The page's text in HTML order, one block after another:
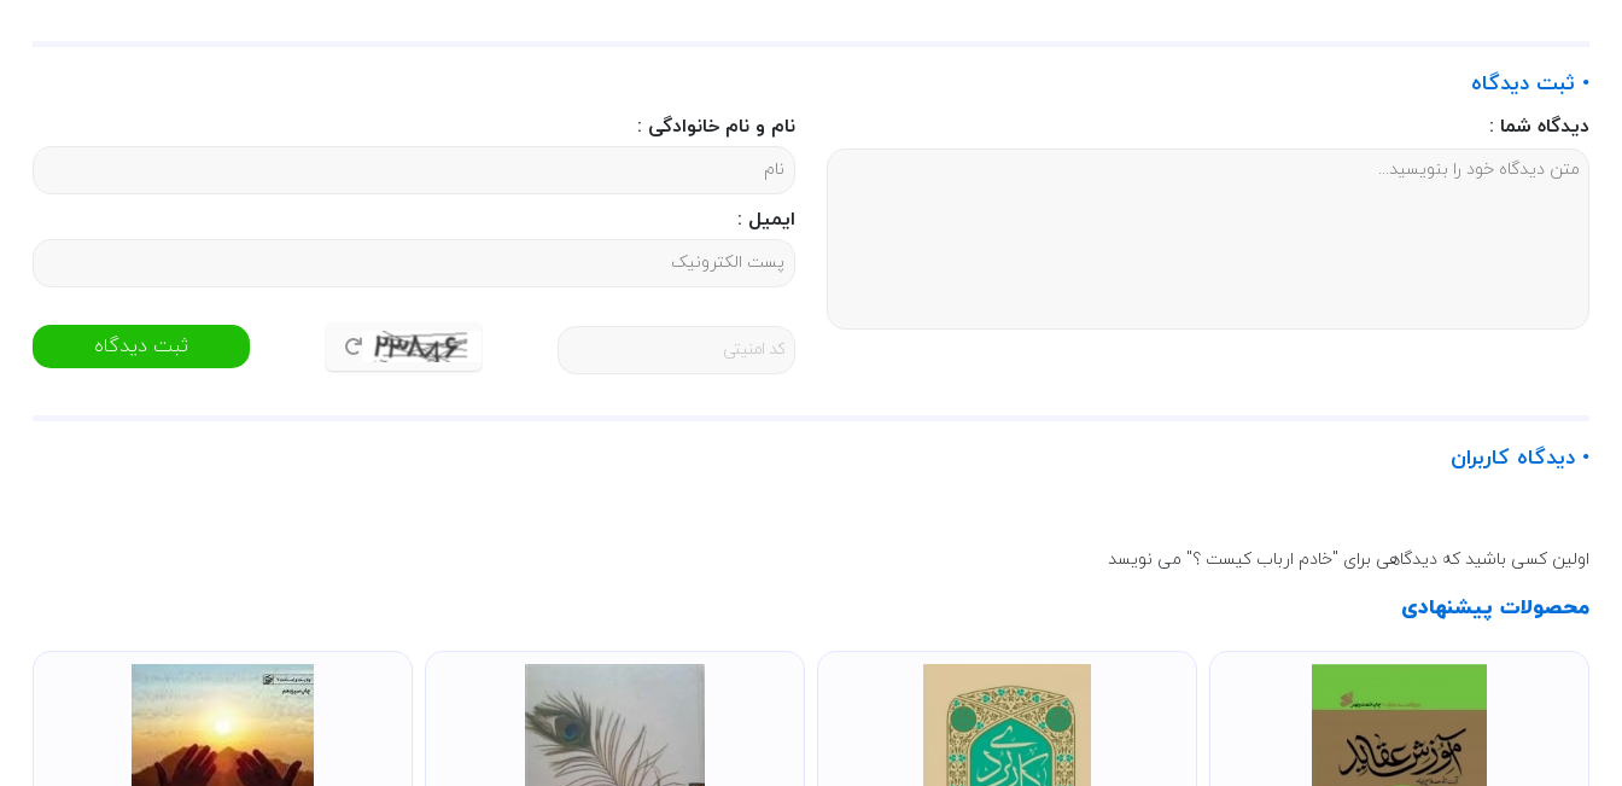
• ثبت دیدگاه
دیدگاه شما : نام و نام خانوادگی :
ایمیل :
ثبت دیدگاه
• دیدگاه کاربران
اولین کسی باشید که دیدگاهی برای "خادم ارباب کیست ؟" می نویسد
محصولات پیشنهادی